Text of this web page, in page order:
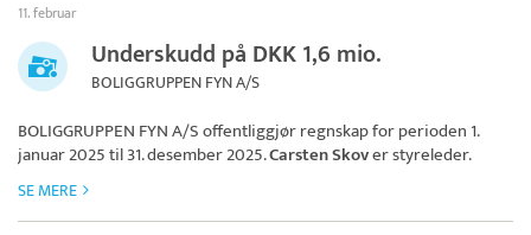
11. februar
Underskudd på DKK 1,6 mio.
BOLIGGRUPPEN FYN A/S
BOLIGGRUPPEN FYN A/Soffentliggjør regnskap for perioden 1.
januar 2025 til 31. desember 2025.Carsten Skover styreleder.
SE MERE